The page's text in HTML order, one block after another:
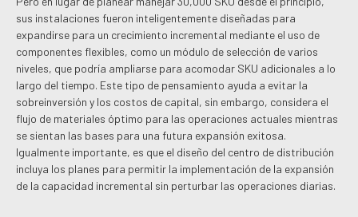
sus instalaciones fueron inteligentemente diseñadas para
expandirse para un crecimiento incremental mediante el uso de
componentes flexibles, como un módulo de selección de varios
niveles, que podría ampliarse para acomodar SKU adicionales a lo
largo del tiempo. Este tipo de pensamiento ayuda a evitar la
sobreinversión y los costos de capital, sin embargo, considera el
flujo de materiales óptimo para las operaciones actuales mientras
se sientan las bases para una futura expansión exitosa.
Igualmente importante, es que el diseño del centro de distribución
incluya los planes para permitir la implementación de la expansión
de la capacidad incremental sin perturbar las operaciones diarias.